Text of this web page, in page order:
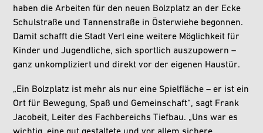
haben die Arbeiten für den neuen Bolzplatz an der Ecke
Schulstraße und Tannenstraße in Österwiehe begonnen.
Damit schafft die Stadt Verl eine weitere Möglichkeit für
Kinder und Jugendliche, sich sportlich auszupowern –
ganz unkompliziert und direkt vor der eigenen Haustür.
„Ein Bolzplatz ist mehr als nur eine Spielfläche – er ist ein
Ort für Bewegung, Spaß und Gemeinschaft“, sagt Frank
Jacobeit, Leiter des Fachbereichs Tiefbau. „Uns war es